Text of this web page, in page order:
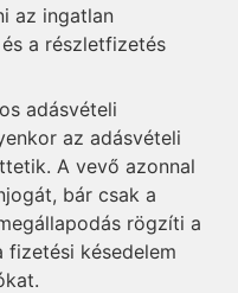
az ingatlan
a részletfizetés
adásvételi
az adásvételi
A vevő azonnal
bár csak a
rögzíti a
késedelem